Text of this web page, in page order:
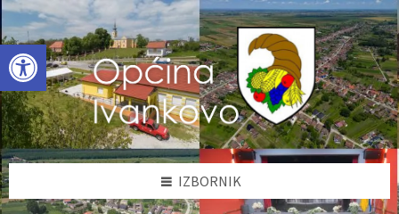
Open toolbar
Skip
to
content
Skip
to
left
sidebar
Skip
to
footer
IZBORNIK